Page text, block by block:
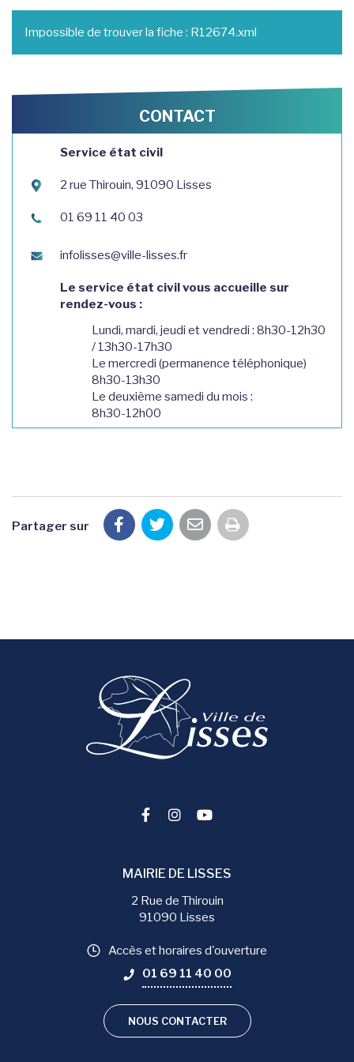
Impossible de trouver la fiche : R12674.xml
CONTACT
Service état civil
2 rue Thirouin, 91090 Lisses
01 69 11 40 03
infolisses@ville-lisses.fr
Le service état civil vous accueille sur
rendez-vous :
Lundi, mardi, jeudi et vendredi : 8h30-12h30
/ 13h30-17h30
Le mercredi (permanence téléphonique)
8h30-13h30
Le deuxième samedi du mois :
8h30-12h00
Partager sur Imprimer la
Lien vers le compte Facebook
Lien vers le compte
Lien vers la chaîne
MAIRIE DE LISSES
2 Rue de Thirouin
91090 Lisses
Accès et horaires d'ouverture
01 69 11 40 00
NOUS CONTACTER